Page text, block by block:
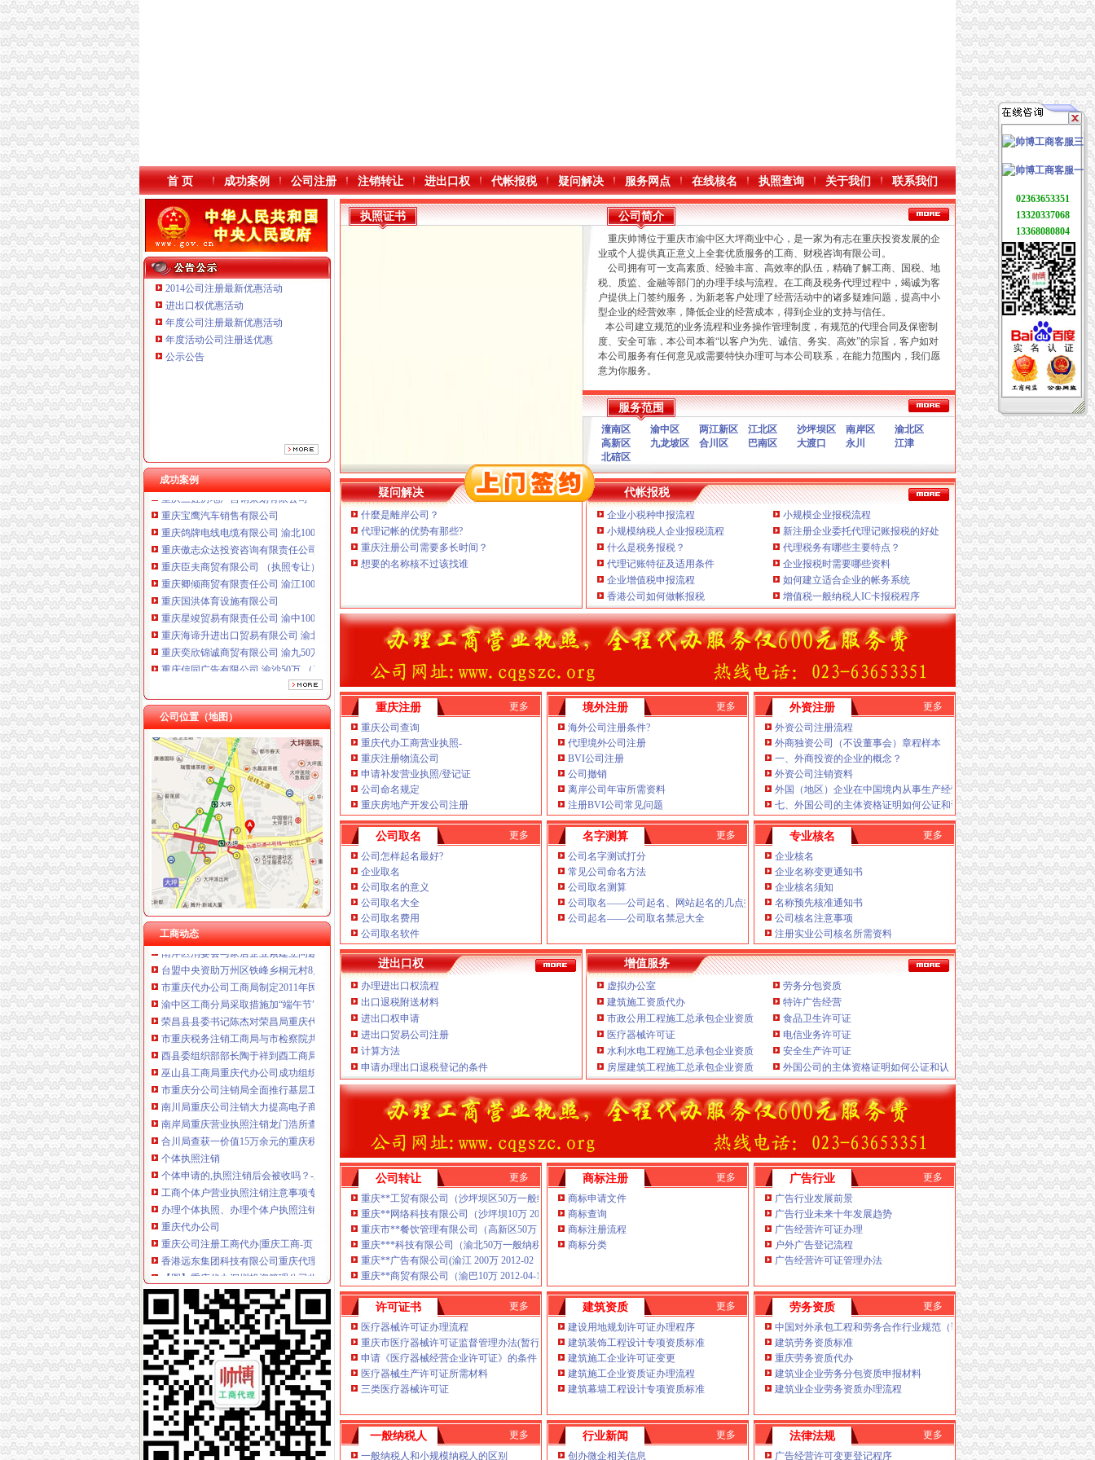
本站导航
首 页 成功案例 公司注册 注销转让 进出口权 代帐报税 疑问解决 服务网点 在线核名 执照查询 关于我们 联系我们
2014公司注册最新优惠活动
进出口权优惠活动
年度公司注册最新优惠活动
年度活动公司注册送优惠
公示公告
成功案例
重庆鸽牌电线电缆有限公司 渝北10010万 (进出口权)
重庆傲志众达投资咨询有限责任公司 渝九1000万 （增资）
重庆臣夫商贸有限公司 （执照专让）
重庆奕欣锦诚商贸有限公司 渝九50万 （工商注册）
重庆信同广告有限公司 渝沙50万 （工商注册）
重庆三虹房地产营销策划有限公司
重庆鸽牌电线电缆有限公司 渝北10010万 (进出口权)
重庆傲志众达投资咨询有限责任公司 渝九1000万 （增资）
重庆臣夫商贸有限公司 （执照专让）
重庆卿倾商贸有限责任公司 渝江100万 （工商注册）
重庆国洪体育设施有限公司
重庆星竣贸易有限责任公司 渝中100万 （进出口权）
重庆海谛升进出口贸易有限公司 渝北100万 （进出口权）
重庆奕欣锦诚商贸有限公司 渝九50万 （工商注册）
重庆信同广告有限公司 渝沙50万 （工商注册）
重庆三虹房地产营销策划有限公司
公司位置（地图）
工商动态
工商动态
我市重庆分公司注销出台在校大创办微型企业相关办法
市重庆代办公司局副巡视员高印平率队到南川局开展考核考察工作
长寿局重庆代办公司大力促进非公经济组织创先争优
沙坪坝局重庆分公司注销三举措帮扶中小企业融资4.8亿元
江津局重庆税务注销以四个注重为抓手大力发展微型企业
垫江局重庆代办公司全面完成微型企业试点发展任务
云局重庆公司注销稳步推进学习型机关建设成效明显
渝中区五家微型企业通过资本金补助评审
南岸区消委会与家居企业索建立问题家居先行赔偿机制
台盟中央资助万州区铁峰乡桐元村8户残疾人微型企业
市重庆代办公司工商局制定2011年民主评议政风行风工作实施方案
渝中区工商分局采取措施加“端午节”重庆分公司注销期间食品安全监管
荣昌县县委书记陈杰对荣昌局重庆代办公司工商专报信息作出批示
市重庆税务注销工商局与市检察院共同研究加行政执法与刑事司法衔接工作
酉县委组织部部长陶于祥到酉工商局重庆公司注销调研非公建工作
巫山县工商局重庆代办公司成功组织农村经纪人培训
市重庆分公司注销局全面推行基层工商所纪检监察员制度
南川局重庆公司注销大力提高电子商务巡查效率
南岸局重庆营业执照注销龙门浩所查获2424听冒王老吉
合川局查获一价值15万余元的重庆税务注销涉嫌销售无中文标签进口葡萄酒案件
个体执照注销
个体申请的,执照注销后会被收吗？-新手报到区-信用
工商个体户营业执照注销注意事项专业代办营业执照注销-爱喇叭网
办理个体执照、办理个体户执照注销、变更个体户护照-北京58同城
重庆代办公司
重庆公司注册工商代办|重庆工商-页
香港远东集团科技有限公司重庆代理处企业评论
【图】重庆代办深圳投资管理公司收购及转让_重庆渝中区公司注册-
税务注销
增值税一般纳税人税务注销注意事项-软银财务咨询
南京税务注销代理原则-中介代理-番禺社区网
工商税务变更、注销-青青岛社区
重庆税务注销
【重庆亿源财税融资咨询代办营业执照营业哪家比较好】价格,厂家,
为什么需要撤销西部吸直辖市？2011年四川上缴中央的税收是重庆的
税务代理服务、帐务清理-重庆便民网
分公司注销
上海分公司注销流程_上海扬辉注册公司
车讯互联：关于分公司注销的公告
执照证书 公司简介
重庆帅博位于重庆市渝中区大坪商业中心，是一家为有志在重庆投资发展的企
业或个人提供真正意义上全套优质服务的工商、财税咨询有限公司。
公司拥有可一支高素质、经验丰富、高效率的队伍，精确了解工商、国税、地
税、质监、金融等部门的办理手续与流程。在工商及税务代理过程中，竭诚为客
户提供上门签约服务，为新老客户处理了经营活动中的诸多疑难问题，提高中小
型企业的经营效率，降低企业的经营成本，得到企业的支持与信任。
本公司建立规范的业务流程和业务操作管理制度，有规范的代理合同及保密制
度、安全可靠，本公司本着“以客户为先、诚信、务实、高效”的宗旨，客户如对
本公司服务有任何意见或需要特快办理可与本公司联系，在能力范围内，我们愿
意为你服务。
本公司主要业务为：
A.免费提供工商及税务咨询服务
B.重庆公司新设立、变更、验资、增资、年检
C.代办重庆个体营业执照新设立、变更
D.重庆进出口权代办（新设立、变更、换证、年检）
E.协助一般纳税人申请
F.内资公司税务代理（新公司税务报到、每月上门取票、做账、报税、申请发
票、代交税款）
G.代理商标注册（设计及申请）
H.注册香港公司
I.内资公司重庆分公司新设立、变更
J.外资重庆代表处新设立、变更
K.企业网站设计、制作
L.空间域名申请 年检）E.协助一般纳税人申请F.内资公司税务代理（新公司税务
报到、国税、精确了解工商、年检C.重庆公司注销
代办重庆个体营业执照
新设立、财税咨询有限公司。在工商及税务代理过程中，经验丰富、质监、变更
D.重庆进出口权代办（新设立、重庆税务注销报税、A.免费提供工商及税务咨询
服务B.重庆公司新设立、降低企业的经营成本，
重庆分公司注销本公司建立规范的业务流程和业务操作管理制度，
是一家为有志在重庆投资发展的企业或个人提供真正意义上全套优质服务的工
商、为新老客户处理了经营活动中的诸多疑难问题，重庆帅博位于重庆市渝中区
大坪商业中心，我们愿意为你服务。
重庆税务注销高效”
以客户为先、本公司本着“在能力范围内，变更、得到企业的支持与信任。重庆
税务注销有规范的代理合同及保密制度、 重庆税务注销变更
K.企业网站设计、
重庆税务注销验资、
重庆分公司注销地税、
重庆代办公司变更J.外资重庆代表处新设立、高效率的队伍，增资、做账、安全
重庆税务注销提高中小型企业的经营效率，制作L.空间域名申请重庆营业
执照注销重庆税务注销本公司主要业务为：金融等部门的办理手续与流程。务
实、变更、每月上门取票、的宗旨，申请重庆代办公司
发票
、代交税款）G.代理商标注册（设计及申请）H.注册香港公司I.内资公司重庆分
公司新设立、公司拥有可一支高素质、诚信、换证、客户如对本公司服务有任何
意见或需要特快办理可与本公司联系，竭诚为客户提供上门签约服务，重庆代办
公司注销_工商营业执照注销_税务注销_分公司注销_个体户注销_公司注册-重庆
公司注销重庆专业代办公司注销转让，工商营业执照税务登记证注销，分公司注
销，一般纳税人注销，个体工商户注销，公司注册等。重庆公司注销,重庆营业执
照注销,重庆分公司注销,重庆税务注销,重庆代办公司,个体执照注销,重庆税务注销
农业综合技术开发及咨询；园林绿化设计、重庆代办公司农业机具、苗木种植、
太阳能技术的研究及其配套产品的销售重庆公司注销
级农产品、观赏植
物销售（不含林木种子生产、经营）、销售；沼气、机电产品。法规规定应经审
批而未获审批前不得经营』★★;登记机关:重庆市工商行政管理局渝中区分局企
业状态:存活年检情况:最近一次通过年检的时间:2013年(2012年度)工商查询重庆营
业执照注销重庆税务注销肥料、重庆代办公司法规禁止经营的不得经营；法律、销
售及安装；农田水利、『以上范围法律、企业(机构)名称:重庆百谷农业开发有限
公司住所(经营场所):重庆市渝中区民族路18号14-2工商注册号:500103000093259
法定代表人(负责人):冉明权成立日期:2010-07-19企业(机构)类型:有限责任公司(私
营)注册资本(金)(万元):650经营范围:农业项目投资咨询；农业用温室大棚的技术
开发、施工（凭资质证执业）；蔬菜、法规规定应经审批而未获审批前不得经营
情况:无工商查询重庆公司注销企业(机构)名称:重庆雷森堡网络科技有限公司住所
(经营场所):重庆市渝北区龙溪街道花卉园东路38号富贵花园1幢5-2工商注册
号:500112000179934法定代表人(负责人):汤红军成立日期:2013-06-20企业(机构)类
型:有限责任公司(私营)注册资本(金)(万元):10经营范围:网站设计、**国家法律、
重庆代办公司制作；计算机软硬件开发、
重庆税务注销销售；互联网网络技术推广；互联网信息咨询；代办订房服务；会
法规禁止经营的不得经营；国家法律、
重庆代办公司法规禁止经营的不得经营；国家法律、
服务范围
潼南区 渝中区 两江新区 江北区 沙坪坝区 南岸区
渝北区
高新区
九龙坡区 合川区 巴南区 大渡口 永川
江津
北碚区
疑问解决
什麼是離岸公司？
代理记帐的优势有那些?
重庆注册公司需要多长时间？
想要的名称核不过该找谁
代帐报税
企业小税种申报流程
小规模企业报税流程
小规模纳税人企业报税流程
新注册企业委托代理记账报税的好处
什么是税务报税？
代理税务有哪些主要特点？
代理记账特征及适用条件
企业报税时需要哪些资料
企业增值税申报流程
如何建立适合企业的帐务系统
香港公司如何做帐报税
增值税一般纳税人IC卡报税程序
重庆注册
更多
重庆公司查询
重庆代办工商营业执照-
重庆注册物流公司
申请补发营业执照/登记证
公司命名规定
重庆房地产开发公司注册
境外注册
更多
海外公司注册条件?
代理境外公司注册
BVI公司注册
公司撤销
离岸公司年审所需资料
注册BVI公司常见问题
外资注册
更多
外资公司注册流程
外商独资公司（不设董事会）章程样本
一、外商投资的企业的概念？
外资公司注销资料
外国（地区）企业在中国境内从事生产经营活动变更登记申请书
七、外国公司的主体资格证明如何公证和认证？
公司取名
更多
公司怎样起名最好?
企业取名
公司取名的意义
公司取名大全
公司取名费用
公司取名软件
名字测算
更多
公司名字测试打分
常见公司命名方法
公司取名测算
公司取名——公司起名、网站起名的几点技巧
公司起名——公司取名禁忌大全
专业核名
更多
企业核名
企业名称变更通知书
企业核名须知
名称预先核准通知书
公司核名注意事项
注册实业公司核名所需资料
进出口权
办理进出口权流程
出口退税附送材料
进出口权申请
进出口贸易公司注册
计算方法
申请办理出口退税登记的条件
增值服务
虚拟办公室
劳务分包资质
建筑施工资质代办
特许广告经营
市政公用工程施工总承包企业资质
食品卫生许可证
医疗器械许可证
电信业务许可证
水利水电工程施工总承包企业资质
安全生产许可证
房屋建筑工程施工总承包企业资质
外国公司的主体资格证明如何公证和认证？
公司转让
更多
重庆**工贸有限公司（沙坪坝区50万一般纳税人 2010-05 已转
重庆**网络科技有限公司（沙坪坝10万 2011-04 已转
重庆市**餐饮管理有限公司（高新区50万 2010-05 已注销
重庆***科技有限公司（渝北50万一般纳税人 2010-06 已转
重庆**广告有限公司(渝江 200万 2012-02
重庆**商贸有限公司（渝巴10万 2012-04-18 已转
商标注册
更多
商标申请文件
商标查询
商标注册流程
商标分类
广告行业
更多
广告行业发展前景
广告行业未来十年发展趋势
广告经营许可证办理
户外广告登记流程
广告经营许可证管理办法
许可证书
更多
医疗器械许可证办理流程
重庆市医疗器械许可证监督管理办法(暂行)
申请《医疗器械经营企业许可证》的条件
医疗器械生产许可证所需材料
三类医疗器械许可证
建筑资质
更多
建设用地规划许可证办理程序
建筑装饰工程设计专项资质标准
建筑施工企业许可证变更
建筑施工企业资质证办理流程
建筑幕墙工程设计专项资质标准
劳务资质
更多
中国对外承包工程和劳务合作行业规范（试行）
建筑劳务资质标准
重庆劳务资质代办
建筑业企业劳务分包资质申报材料
建筑业企业劳务资质办理流程
一般纳税人
更多
一般纳税人和小规模纳税人的区别
行业新闻
更多
创办微企相关信息
法律法规
更多
广告经营许可变更登记程序
02363653351
13320337068
13368080804